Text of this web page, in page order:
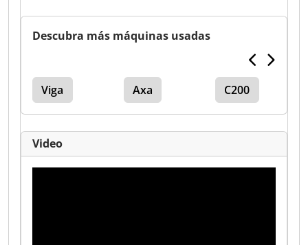
Descubra más máquinas usadas
Viga Axa C200
Video